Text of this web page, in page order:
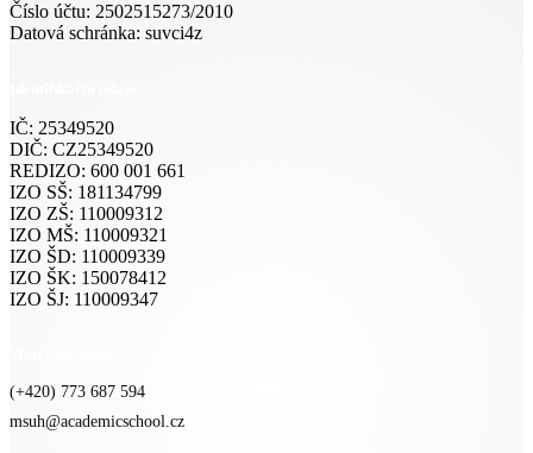
Číslo účtu: 2502515273/2010
Datová schránka: suvci4z
IČ: 25349520
DIČ: CZ25349520
REDIZO: 600 001 661
IZO SŠ: 181134799
IZO ZŠ: 110009312
IZO MŠ: 110009321
IZO ŠD: 110009339
IZO ŠK: 150078412
IZO ŠJ: 110009347
(+420) 773 687 594
msuh@academicschool.cz